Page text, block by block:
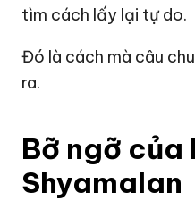
tìm cách lấy lại tự do.
Đó là cách mà câu
ra.
Bỡ ngỡ của
Shyamalan